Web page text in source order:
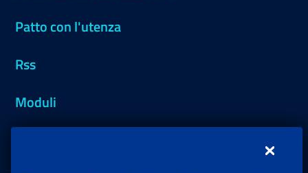
Patto con l'utenza
Rss
Moduli